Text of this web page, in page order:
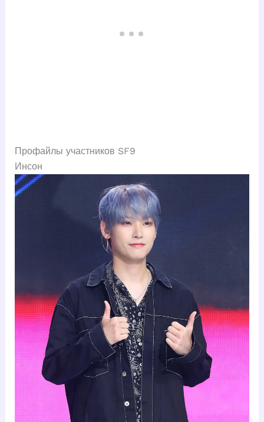
Профайлы участников SF9
Инсон